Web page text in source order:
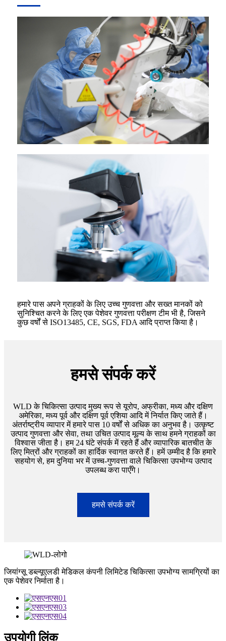
हमारे पास अपने ग्राहकों के लिए उच्च गुणवत्ता और सख्त मानकों को
सुनिश्चित करने के लिए एक पेशेवर गुणवत्ता परीक्षण टीम भी है, जिसने
कुछ वर्षों से ISO13485, CE, SGS, FDA आदि प्राप्त किया है।
हमसे संपर्क करें
WLD के चिकित्सा उत्पाद मुख्य रूप से यूरोप, अफ्रीका, मध्य और दक्षिण
अमेरिका, मध्य पूर्व और दक्षिण पूर्व एशिया आदि में निर्यात किए जाते हैं।
अंतर्राष्ट्रीय व्यापार में हमारे पास 10 वर्षों से अधिक का अनुभव है। उत्कृष्ट
उत्पाद गुणवत्ता और सेवा, तथा उचित उत्पाद मूल्य के साथ हमने ग्राहकों का
विश्वास जीता है। हम 24 घंटे संपर्क में रहते हैं और व्यापारिक बातचीत के
लिए मित्रों और ग्राहकों का हार्दिक स्वागत करते हैं। हमें उम्मीद है कि हमारे
सहयोग से, हम दुनिया भर में उच्च-गुणवत्ता वाले चिकित्सा उपभोग्य उत्पाद
उपलब्ध करा पाएँगे।
हमसे संपर्क करें
जियांग्सू डब्ल्यूएलडी मेडिकल कंपनी लिमिटेड चिकित्सा उपभोग्य सामग्रियों का
एक पेशेवर निर्माता है।
उपयोगी लिंक